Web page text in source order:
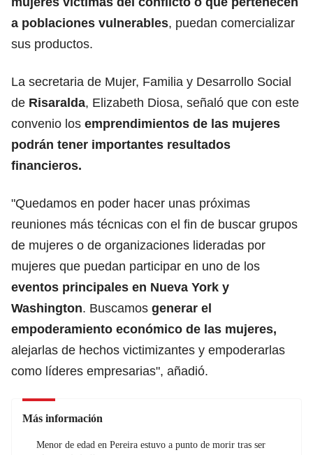
a poblaciones vulnerables, puedan comercializar
sus productos.
La secretaria de Mujer, Familia y Desarrollo Social
de Risaralda, Elizabeth Diosa, señaló que con este
convenio los emprendimientos de las mujeres
podrán tener importantes resultados
financieros.
"Quedamos en poder hacer unas próximas
reuniones más técnicas con el fin de buscar grupos
de mujeres o de organizaciones lideradas por
mujeres que puedan participar en uno de los
eventos principales en Nueva York y
Washington. Buscamos generar el
empoderamiento económico de las mujeres,
alejarlas de hechos victimizantes y empoderarlas
como líderes empresarias", añadió.
Más información
Menor de edad en Pereira estuvo a punto de morir tras ser